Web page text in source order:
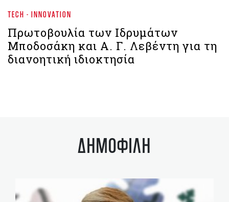
TECH - INNOVATION
Πρωτοβουλία των Ιδρυμάτων
Μποδοσάκη και Α. Γ. Λεβέντη για τη
διανοητική ιδιοκτησία
ΔΗΜΟΦΙΛΗ